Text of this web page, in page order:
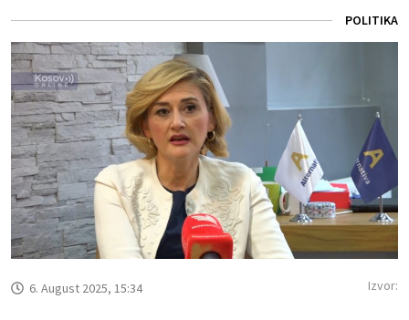
POLITIKA
6. August 2025, 15:34 Izvor: